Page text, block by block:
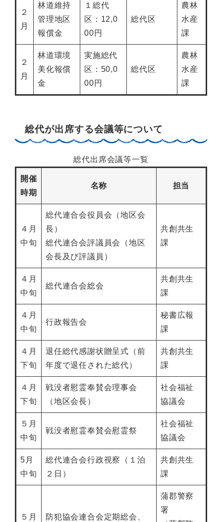
２
月
林道維持
管理地区
報償金
１総代
区：12,0
00円
総代区
農林
水産
課
２
月
林道環境
美化報償
金
実施総代
区：50,0
00円
総代区
農林
水産
課
総代が出席する会議等について
総代出席会議等一覧
開催
時期
名称 担当
４月
中旬
総代連合会役員会（地区会
長）
総代連合会評議員会（地区
会長及び評議員）
共創共生
課
４月
中旬
総代連合会総会
共創共生
課
４月
中旬
行政報告会
秘書広報
課
４月
下旬
退任総代感謝状贈呈式（前
年度で退任された総代）
共創共生
課
４月
下旬
戦没者慰霊奉賛会理事会
（地区会長）
社会福祉
協議会
５月
中旬
戦没者慰霊奉賛会慰霊祭
社会福祉
協議会
5月
中旬
総代連合会行政視察（１泊
２日）
共創共生
課
５月 防犯協会連合会定期総会、
蒲郡警察
署